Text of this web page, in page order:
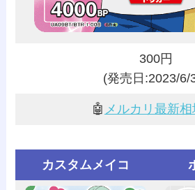
300円
(発売日:2023/6/
🤖 メルカリ最新相
カスタムメイコ